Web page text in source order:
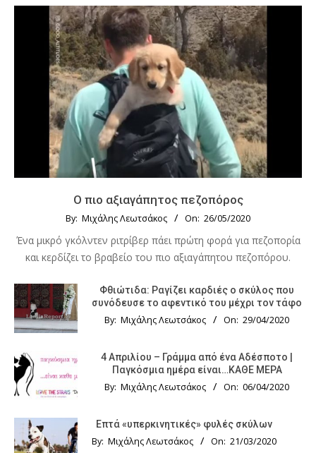
Ο πιο αξιαγάπητος πεζοπόρος
By: Μιχάλης Λεωτσάκος On: 26/05/2020
Ένα μικρό γκόλντεν ριτρίβερ πάει πρώτη φορά για πεζοπορία
και κερδίζει το βραβείο του πιο αξιαγάπητου πεζοπόρου.
Φθιώτιδα: Ραγίζει καρδιές ο σκύλος που
συνόδευσε το αφεντικό του μέχρι τον τάφο
By: Μιχάλης Λεωτσάκος On: 29/04/2020
4 Απριλίου – Γράμμα από ένα Αδέσποτο |
Παγκόσμια ημέρα είναι…ΚΑΘΕ ΜΕΡΑ
By: Μιχάλης Λεωτσάκος On: 06/04/2020
Επτά «υπερκινητικές» φυλές σκύλων
By: Μιχάλης Λεωτσάκος On: 21/03/2020